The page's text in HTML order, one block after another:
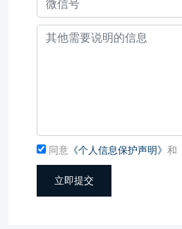
同意 《个人信息保护声明》 和
立即提交